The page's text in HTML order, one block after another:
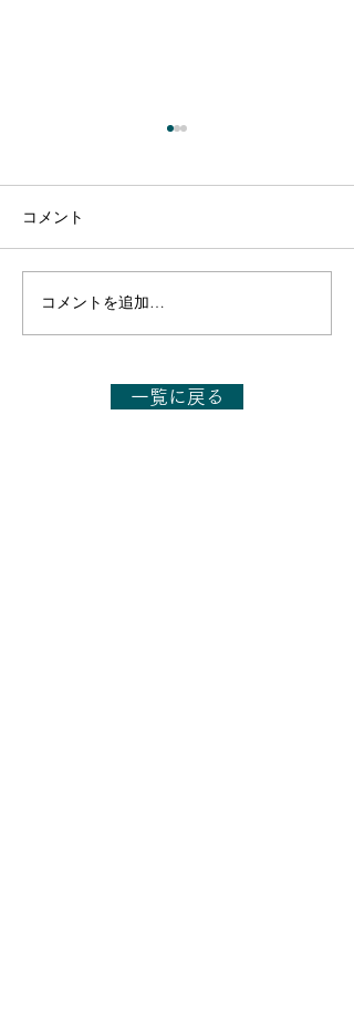
【出演のお知らせ】日本
テレビ「1億人の大質問!?
日(土)19:56～20:54
コメント
コメントを追加…
一覧に戻る